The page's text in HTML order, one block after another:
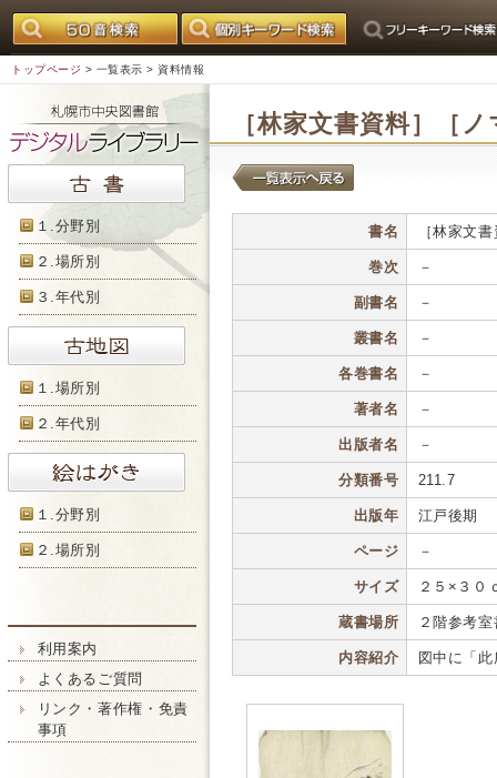
トップページ > 一覧表示 > 資料情報
１.分野別
２.場所別
３.年代別
１.場所別
２.年代別
１.分野別
２.場所別
利用案内
よくあるご質問
リンク・著作権・免責
事項
［林家文書資料］［
書名 ［林家文
巻次 －
副書名 －
叢書名 －
各巻書名 －
著者名 －
出版者名 －
分類番号 211.7
出版年 江戸後期
ページ －
サイズ ２５×３０
蔵書場所 ２階参考
内容紹介 図中に「